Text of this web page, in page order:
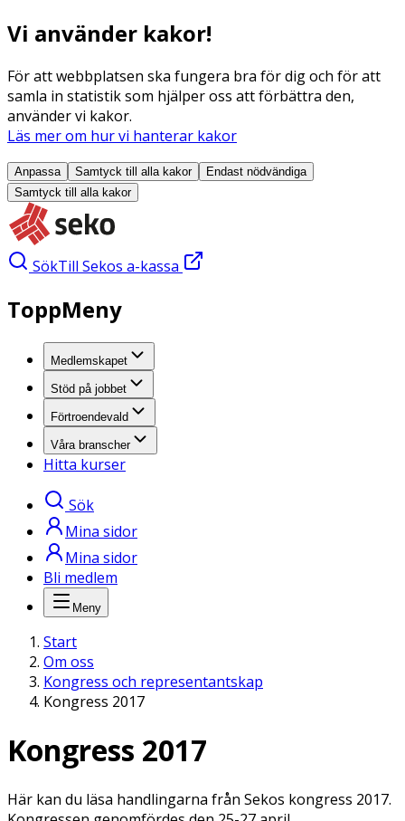
Vi använder kakor!
För att webbplatsen ska fungera bra för dig och för att
samla in statistik som hjälper oss att förbättra den,
använder vi kakor.
Läs mer om hur vi hanterar kakor
Anpassa Samtyck till alla kakor
Endast nödvändiga
Samtyck till alla kakor
SökTill Sekos a-kassa
ToppMeny
Medlemskapet
Stöd på jobbet
Förtroendevald
Våra branscher
Hitta kurser
Sök
Mina sidor
Mina sidor
Bli medlem
Meny
Start
Om oss
Kongress och representantskap
Kongress 2017
Kongress 2017
Här kan du läsa handlingarna från Sekos kongress 2017.